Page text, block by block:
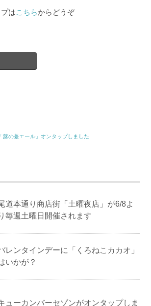
はこちらからどうぞ
蕗の薹エール」オンタップしました
道本通り商店街「土曜夜店」が6/8よ
毎週土曜日開催されます
レンタインデーに「くろねこカカオ」
いかが？
ューカンバーセゾンがオンタップしま